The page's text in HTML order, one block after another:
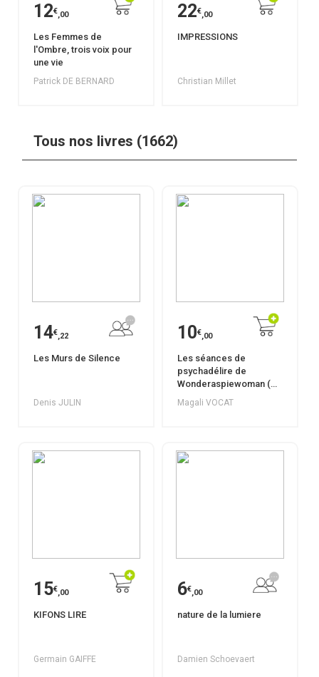
12€,00
Les Femmes de
l'Ombre, trois voix pour
une vie
Patrick DE BERNARD
22€,00
IMPRESSIONS
Christian Millet
Tous nos livres (1662)
14€,22
Les Murs de Silence
Denis JULIN
10€,00
Les séances de
psychadélire de
Wonderaspiewoman (ou
comment survivre à un
quotidien plein
Magali VOCAT
15€,00
KIFONS LIRE
Germain GAIFFE
6€,00
nature de la lumiere
Damien Schoevaert